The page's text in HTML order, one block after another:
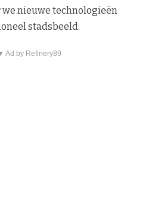
nieuwe technologieën
stadsbeeld.
Ad by Refinery89